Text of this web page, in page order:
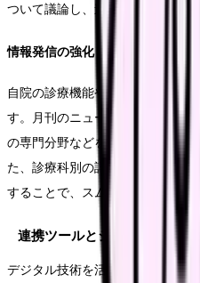
ついて議論し、連携方針の調整を
情報発信の強化
自院の診療機能や受入れ体制につ
す。月刊のニュースレターでは、
の専門分野などを紹介し、連携医
た、診療科別の詳細な受入れ基
することで、スムーズな患者紹介
連携ツールとシステムの活用
デジタル技術を活用した効率的な